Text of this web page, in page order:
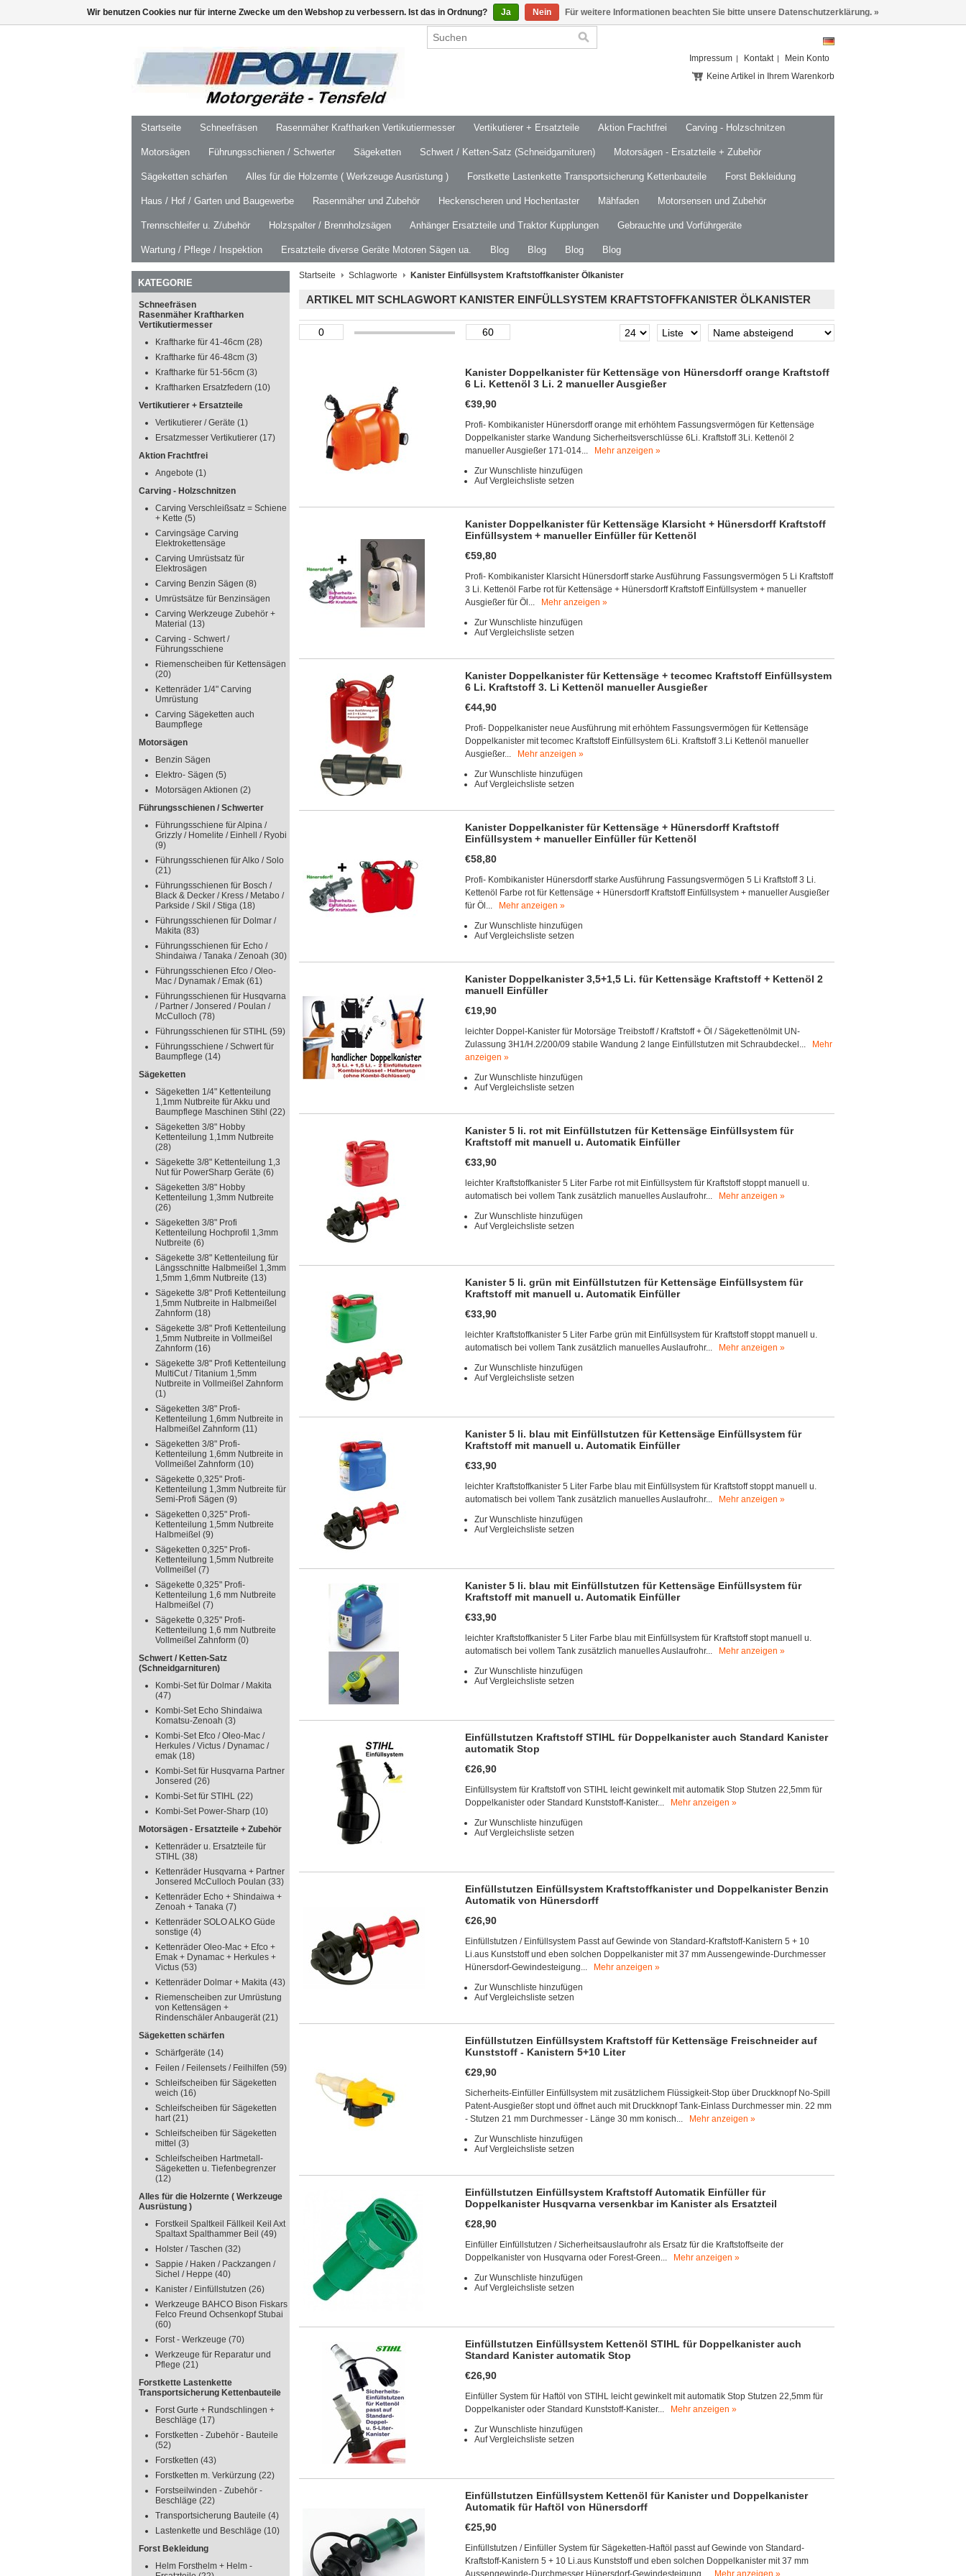
Impressum Kontakt
Mein Konto
Keine Artikel in Ihrem Warenkorb
Startseite Schneefräsen Rasenmäher Kraftharken Vertikutiermesser Vertikutierer + Ersatzteile Aktion Frachtfrei Carving - Holzschnitzen
Motorsägen Führungsschienen / Schwerter Sägeketten Schwert / Ketten-Satz (Schneidgarnituren) Motorsägen - Ersatzteile + Zubehör
Sägeketten schärfen Alles für die Holzernte ( Werkzeuge Ausrüstung ) Forstkette Lastenkette Transportsicherung Kettenbauteile Forst Bekleidung
Haus / Hof / Garten und Baugewerbe Rasenmäher und Zubehör Heckenscheren und Hochentaster Mähfaden Motorsensen und Zubehör
Trennschleifer u. Z/ubehör Holzspalter / Brennholzsägen Anhänger Ersatzteile und Traktor Kupplungen Gebrauchte und Vorführgeräte
Wartung / Pflege / Inspektion Ersatzteile diverse Geräte Motoren Sägen ua. Blog Blog Blog Blog
KATEGORIE
Schneefräsen
Rasenmäher Kraftharken
Vertikutiermesser
Kraftharke für 41-46cm (28)
Kraftharke für 46-48cm (3)
Kraftharke für 51-56cm (3)
Kraftharken Ersatzfedern (10)
Vertikutierer + Ersatzteile
Vertikutierer / Geräte (1)
Ersatzmesser Vertikutierer (17)
Aktion Frachtfrei
Angebote (1)
Carving - Holzschnitzen
Carving Verschleißsatz = Schiene
+ Kette (5)
Carvingsäge Carving
Elektrokettensäge
Carving Umrüstsatz für
Elektrosägen
Carving Benzin Sägen (8)
Umrüstsätze für Benzinsägen
Carving Werkzeuge Zubehör +
Material (13)
Carving - Schwert /
Führungsschiene
Riemenscheiben für Kettensägen
(20)
Kettenräder 1/4" Carving
Umrüstung
Carving Sägeketten auch
Baumpflege
Motorsägen
Benzin Sägen
Elektro- Sägen (5)
Motorsägen Aktionen (2)
Führungsschienen / Schwerter
Führungsschiene für Alpina /
Grizzly / Homelite / Einhell / Ryobi
(9)
Führungsschienen für Alko / Solo
(21)
Führungsschienen für Bosch /
Black & Decker / Kress / Metabo /
Parkside / Skil / Stiga (18)
Führungsschienen für Dolmar /
Makita (83)
Führungsschienen für Echo /
Shindaiwa / Tanaka / Zenoah (30)
Führungsschienen Efco / Oleo-
Mac / Dynamak / Emak (61)
Führungsschienen für Husqvarna
/ Partner / Jonsered / Poulan /
McCulloch (78)
Führungsschienen für STIHL (59)
Führungsschiene / Schwert für
Baumpflege (14)
Sägeketten
Sägeketten 1/4" Kettenteilung
1,1mm Nutbreite für Akku und
Baumpflege Maschinen Stihl (22)
Sägeketten 3/8" Hobby
Kettenteilung 1,1mm Nutbreite
(28)
Sägekette 3/8" Kettenteilung 1,3
Nut für PowerSharp Geräte (6)
Sägeketten 3/8" Hobby
Kettenteilung 1,3mm Nutbreite
(26)
Sägeketten 3/8" Profi
Kettenteilung Hochprofil 1,3mm
Nutbreite (6)
Sägekette 3/8" Kettenteilung für
Längsschnitte Halbmeißel 1,3mm
1,5mm 1,6mm Nutbreite (13)
Sägekette 3/8" Profi Kettenteilung
1,5mm Nutbreite in Halbmeißel
Zahnform (18)
Sägekette 3/8" Profi Kettenteilung
1,5mm Nutbreite in Vollmeißel
Zahnform (16)
Sägekette 3/8" Profi Kettenteilung
MultiCut / Titanium 1,5mm
Nutbreite in Vollmeißel Zahnform
(1)
Sägeketten 3/8" Profi-
Kettenteilung 1,6mm Nutbreite in
Halbmeißel Zahnform (11)
Sägeketten 3/8" Profi-
Kettenteilung 1,6mm Nutbreite in
Vollmeißel Zahnform (10)
Sägekette 0,325" Profi-
Kettenteilung 1,3mm Nutbreite für
Semi-Profi Sägen (9)
Sägeketten 0,325" Profi-
Kettenteilung 1,5mm Nutbreite
Halbmeißel (9)
Sägeketten 0,325" Profi-
Kettenteilung 1,5mm Nutbreite
Vollmeißel (7)
Sägekette 0,325" Profi-
Kettenteilung 1,6 mm Nutbreite
Halbmeißel (7)
Sägekette 0,325" Profi-
Kettenteilung 1,6 mm Nutbreite
Vollmeißel Zahnform (0)
Schwert / Ketten-Satz
(Schneidgarnituren)
Kombi-Set für Dolmar / Makita
(47)
Kombi-Set Echo Shindaiwa
Komatsu-Zenoah (3)
Kombi-Set Efco / Oleo-Mac /
Herkules / Victus / Dynamac /
emak (18)
Kombi-Set für Husqvarna Partner
Jonsered (26)
Kombi-Set für STIHL (22)
Kombi-Set Power-Sharp (10)
Motorsägen - Ersatzteile + Zubehör
Kettenräder u. Ersatzteile für
STIHL (38)
Kettenräder Husqvarna + Partner
Jonsered McCulloch Poulan (33)
Kettenräder Echo + Shindaiwa +
Zenoah + Tanaka (7)
Kettenräder SOLO ALKO Güde
sonstige (4)
Kettenräder Oleo-Mac + Efco +
Emak + Dynamac + Herkules +
Victus (53)
Kettenräder Dolmar + Makita (43)
Riemenscheiben zur Umrüstung
von Kettensägen +
Rindenschäler Anbaugerät(21)
Sägeketten schärfen
Schärfgeräte (14)
Feilen / Feilensets / Feilhilfen (59)
Schleifscheiben für Sägeketten
weich (16)
Schleifscheiben für Sägeketten
hart(21)
Schleifscheiben für Sägeketten
mittel (3)
Schleifscheiben Hartmetall-
Sägeketten u. Tiefenbegrenzer
(12)
Alles für die Holzernte ( Werkzeuge
Ausrüstung )
Forstkeil Spaltkeil Fällkeil Keil Axt
Spaltaxt Spalthammer Beil (49)
Holster / Taschen (32)
Sappie / Haken / Packzangen /
Sichel / Heppe (40)
Kanister / Einfüllstutzen (26)
Werkzeuge BAHCO Bison Fiskars
Felco Freund Ochsenkopf Stubai
(60)
Forst - Werkzeuge (70)
Werkzeuge für Reparatur und
Pflege (21)
Forstkette Lastenkette
Transportsicherung Kettenbauteile
Forst Gurte + Rundschlingen +
Beschläge (17)
Forstketten - Zubehör - Bauteile
(52)
Forstketten (43)
Forstketten m. Verkürzung (22)
Forstseilwinden - Zubehör -
Beschläge (22)
Transportsicherung Bauteile (4)
Lastenkette und Beschläge (10)
Forst Bekleidung
Helm Forsthelm + Helm -
Startseite Schlagworte Kanister Einfüllsystem Kraftstoffkanister Ölkanister
ARTIKEL MIT SCHLAGWORT KANISTER EINFÜLLSYSTEM KRAFTSTOFFKANISTER ÖLKANISTER
Kanister Doppelkanister für Kettensäge von Hünersdorff orange Kraftstoff
6 Li. Kettenöl 3 Li. 2 manueller Ausgießer
€39,90
Profi- Kombikanister Hünersdorff orange mit erhöhtem Fassungsvermögen für Kettensäge
Doppelkanister starke Wandung Sicherheitsverschlüsse 6Li. Kraftstoff 3Li. Kettenöl 2
manueller Ausgießer 171-014...
Mehr anzeigen »
Zur Wunschliste hinzufügen
Auf Vergleichsliste setzen
Kanister Doppelkanister für Kettensäge Klarsicht + Hünersdorff Kraftstoff
Einfüllsystem + manueller Einfüller für Kettenöl
€59,80
Profi- Kombikanister Klarsicht Hünersdorff starke Ausführung Fassungsvermögen 5 Li Kraftstoff
3 Li. Kettenöl Farbe rot für Kettensäge + Hünersdorff Kraftstoff Einfüllsystem + manueller
Ausgießer für Öl...
Mehr anzeigen »
Zur Wunschliste hinzufügen
Auf Vergleichsliste setzen
Kanister Doppelkanister für Kettensäge + tecomec Kraftstoff Einfüllsystem
6 Li. Kraftstoff 3. Li Kettenöl manueller Ausgießer
€44,90
Profi- Doppelkanister neue Ausführung mit erhöhtem Fassungsvermögen für Kettensäge
Doppelkanister mit tecomec Kraftstoff Einfüllsystem 6Li. Kraftstoff 3.Li Kettenöl manueller
Ausgießer...
Mehr anzeigen »
Zur Wunschliste hinzufügen
Auf Vergleichsliste setzen
Kanister Doppelkanister für Kettensäge + Hünersdorff Kraftstoff
Einfüllsystem + manueller Einfüller für Kettenöl
€58,80
Profi- Kombikanister Hünersdorff starke Ausführung Fassungsvermögen 5 Li Kraftstoff 3 Li.
Kettenöl Farbe rot für Kettensäge + Hünersdorff Kraftstoff Einfüllsystem + manueller Ausgießer
für Öl...
Mehr anzeigen »
Zur Wunschliste hinzufügen
Auf Vergleichsliste setzen
Kanister Doppelkanister 3,5+1,5 Li. für Kettensäge Kraftstoff + Kettenöl 2
manuell Einfüller
€19,90
leichter Doppel-Kanister für Motorsäge Treibstoff / Kraftstoff + Öl / Sägekettenölmit UN-
Zulassung 3H1/H.2/200/09 stabile Wandung 2 lange Einfüllstutzen mit Schraubdeckel...
Mehr
anzeigen »
Zur Wunschliste hinzufügen
Auf Vergleichsliste setzen
Kanister 5 li. rot mit Einfüllstutzen für Kettensäge Einfüllsystem für
Kraftstoff mit manuell u. Automatik Einfüller
€33,90
leichter Kraftstoffkanister 5 Liter Farbe rot mit Einfüllsystem für Kraftstoff stoppt manuell u.
automatisch bei vollem Tank zusätzlich manuelles Auslaufrohr...
Mehr anzeigen »
Zur Wunschliste hinzufügen
Auf Vergleichsliste setzen
Kanister 5 li. grün mit Einfüllstutzen für Kettensäge Einfüllsystem für
Kraftstoff mit manuell u. Automatik Einfüller
€33,90
leichter Kraftstoffkanister 5 Liter Farbe grün mit Einfüllsystem für Kraftstoff stoppt manuell u.
automatisch bei vollem Tank zusätzlich manuelles Auslaufrohr...
Mehr anzeigen »
Zur Wunschliste hinzufügen
Auf Vergleichsliste setzen
Kanister 5 li. blau mit Einfüllstutzen für Kettensäge Einfüllsystem für
Kraftstoff mit manuell u. Automatik Einfüller
€33,90
leichter Kraftstoffkanister 5 Liter Farbe blau mit Einfüllsystem für Kraftstoff stoppt manuell u.
automatisch bei vollem Tank zusätzlich manuelles Auslaufrohr...
Mehr anzeigen »
Zur Wunschliste hinzufügen
Auf Vergleichsliste setzen
Kanister 5 li. blau mit Einfüllstutzen für Kettensäge Einfüllsystem für
Kraftstoff mit manuell u. Automatik Einfüller
€33,90
leichter Kraftstoffkanister 5 Liter Farbe blau mit Einfüllsystem für Kraftstoff stopt manuell u.
automatisch bei vollem Tank zusätzlich manuelles Auslaufrohr...
Mehr anzeigen »
Zur Wunschliste hinzufügen
Auf Vergleichsliste setzen
Einfüllstutzen Kraftstoff STIHL für Doppelkanister auch Standard Kanister
automatik Stop
€26,90
Einfüllsystem für Kraftstoff von STIHL leicht gewinkelt mit automatik Stop Stutzen 22,5mm für
Doppelkanister oder Standard Kunststoff-Kanister...
Mehr anzeigen »
Zur Wunschliste hinzufügen
Auf Vergleichsliste setzen
Einfüllstutzen Einfüllsystem Kraftstoffkanister und Doppelkanister Benzin
Automatik von Hünersdorff
€26,90
Einfüllstutzen / Einfüllsystem Passt auf Gewinde von Standard-Kraftstoff-Kanistern 5 + 10
Li.aus Kunststoff und eben solchen Doppelkanister mit 37 mm Aussengewinde-Durchmesser
Hünersdorf-Gewindesteigung...
Mehr anzeigen »
Zur Wunschliste hinzufügen
Auf Vergleichsliste setzen
Einfüllstutzen Einfüllsystem Kraftstoff für Kettensäge Freischneider auf
Kunststoff - Kanistern 5+10 Liter
€29,90
Sicherheits-Einfüller Einfüllsystem mit zusätzlichem Flüssigkeit-Stop über Druckknopf No-Spill
Patent-Ausgießer stopt und öffnet auch mit Druckknopf Tank-Einlass Durchmesser min. 22 mm
- Stutzen 21 mm Durchmesser - Länge 30 mm konisch...
Mehr anzeigen »
Zur Wunschliste hinzufügen
Auf Vergleichsliste setzen
Einfüllstutzen Einfüllsystem Kraftstoff Automatik Einfüller für
Doppelkanister Husqvarna versenkbar im Kanister als Ersatzteil
€28,90
Einfüller Einfüllstutzen / Sicherheitsauslaufrohr als Ersatz für die Kraftstoffseite der
Doppelkanister von Husqvarna oder Forest-Green...
Mehr anzeigen »
Zur Wunschliste hinzufügen
Auf Vergleichsliste setzen
Einfüllstutzen Einfüllsystem Kettenöl STIHL für Doppelkanister auch
Standard Kanister automatik Stop
€26,90
Einfüller System für Haftöl von STIHL leicht gewinkelt mit automatik Stop Stutzen 22,5mm für
Doppelkanister oder Standard Kunststoff-Kanister...
Mehr anzeigen »
Zur Wunschliste hinzufügen
Auf Vergleichsliste setzen
Einfüllstutzen Einfüllsystem Kettenöl für Kanister und Doppelkanister
Automatik für Haftöl von Hünersdorff
€25,90
Einfüllstutzen / Einfüller System für Sägeketten-Haftöl passt auf Gewinde von Standard-
Kraftstoff-Kanistern 5 + 10 Li.aus Kunststoff und eben solchen Doppelkanister mit 37 mm
Aussengewinde-Durchmesser Hünersdorf-Gewindesteigung...
Mehr anzeigen »
Wir benutzen Cookies nur für interne Zwecke um den Webshop zu verbessern. Ist das in Ordnung? Ja Nein Für weitere Informationen beachten Sie bitte unsere Datenschutzerklärung. »